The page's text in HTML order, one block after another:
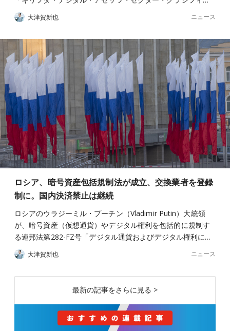
大津賀新也 ニュース
ロシア、暗号資産包括規制法が成立、交換業者を登録
制に。国内決済禁止は継続
ロシアのウラジーミル・プーチン（Vladimir Putin）大統領
が、暗号資産（仮想通貨）やデジタル権利を包括的に規制す
る連邦法第282-FZ号「デジタル通貨およびデジタル権利に…
大津賀新也 ニュース
最新の記事をさらに見る >